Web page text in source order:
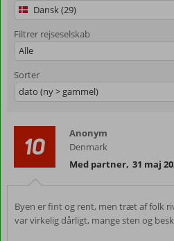
Dansk (29)
Filtrer rejseselskab
Alle
Sorter
dato (ny > gammel)
10
Anonym
Denmark
Med partner, 31 maj
Byen er fint og rent, men træt af folk
var virkelig dårligt, mange sten og